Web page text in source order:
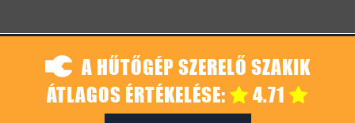
A HŰTŐGÉP SZERELŐ SZAKIK
ÁTLAGOS ÉRTÉKELÉSE:
4.71